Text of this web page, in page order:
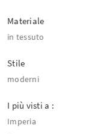
Materiale
in tessuto
Stile
moderni
I più visti a :
Imperia